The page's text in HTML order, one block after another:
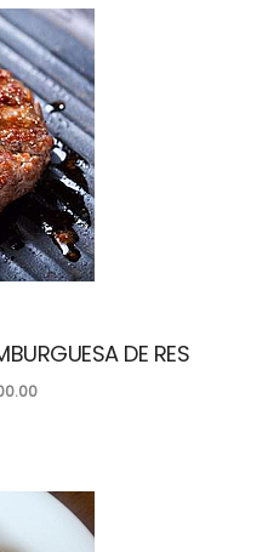
DE RES